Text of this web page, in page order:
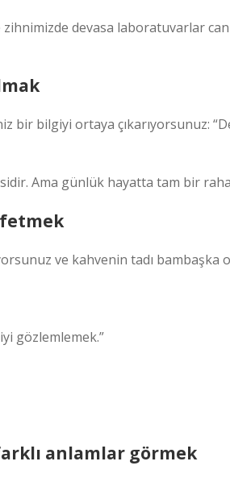
devasa laboratuvarlar
bir bilgiyi ortaya çıkarıyorsunuz:
Ama günlük hayatta tam bir
ve kahvenin tadı bambaşka
gözlemlemek.”
anlamlar görmek